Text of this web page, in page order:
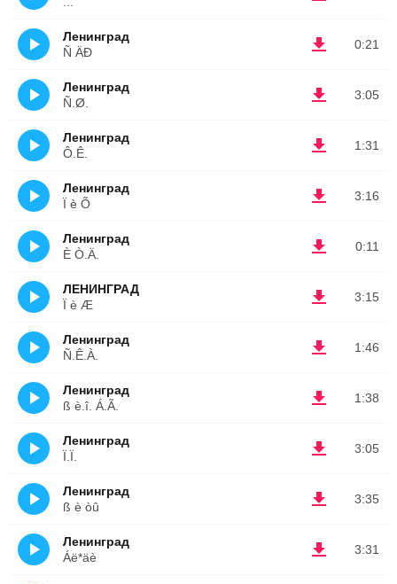
0:21
Ленинград
Ñ ÄÐ
3:05
Ленинград
Ñ.Ø.
1:31
Ленинград
Ô.Ê.
3:16
Ленинград
Ï è Õ
0:11
Ленинград
È Ò.Ä.
3:15
ЛЕНИНГРАД
Ï è Æ
1:46
Ленинград
Ñ.Ê.À.
1:38
Ленинград
ß è.î. Á.Ã.
3:05
Ленинград
Ï.Ï.
3:35
Ленинград
ß è òû
3:31
Ленинград
Áë*äè